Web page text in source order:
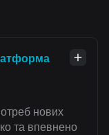
нових
та впевнено